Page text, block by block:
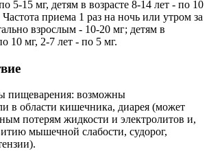
5-15 мг, детям в возрасте 8-14 лет - по 10
приема 1 раз на ночь или утром за
взрослым - 10-20 мг; детям в
10 мг, 2-7 лет - по 5 мг.
пищеварения: возможны
в области кишечника, диарея (может
потерям жидкости и электролитов и,
мышечной слабости, судорог,